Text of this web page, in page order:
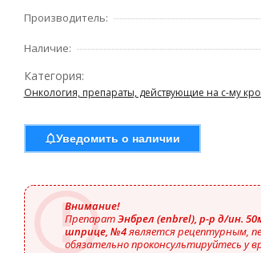
Производитель:
Наличие:
Категория:
Онкология, препараты, действующие на с-му
Уведомить о наличии
Внимание!
ПрепаратЭнбрел (enbrel), р-р д/ин.
шприце, №4является рецептурным,
обязательно проконсультируйтесь у